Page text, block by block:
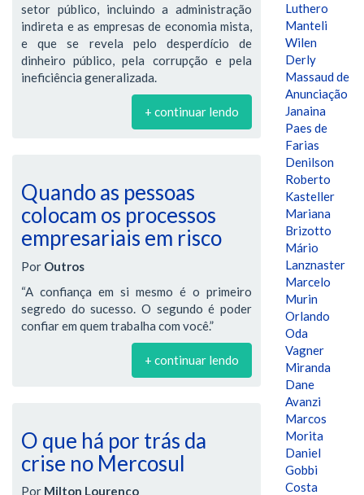
setor público, incluindo a administração
indireta e as empresas de economia mista,
e que se revela pelo desperdício de
dinheiro público, pela corrupção e pela
ineficiência generalizada.
+ continuar lendo
Quando as pessoas
colocam os processos
empresariais em risco
Por Outros
“A confiança em si mesmo é o primeiro
segredo do sucesso. O segundo é poder
confiar em quem trabalha com você.”
+ continuar lendo
O que há por trás da
crise no Mercosul
Por Milton Lourenço
Luthero
Manteli
Wilen
Derly
Massaud de
Anunciação
Janaina
Paes de
Farias
Denilson
Roberto
Kasteller
Mariana
Brizotto
Mário
Lanznaster
Marcelo
Murin
Orlando
Oda
Vagner
Miranda
Dane
Avanzi
Marcos
Morita
Daniel
Gobbi
Costa